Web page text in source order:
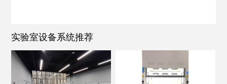
实验室设备系统推荐